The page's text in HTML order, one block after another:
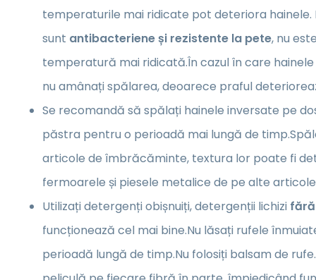
temperaturile mai ridicate pot deteriora
sunt antibacteriene și rezistente la pete, nu
temperatură mai ridicată.În cazul în care
nu amânați spălarea, deoarece praful
Se recomandă să spălați hainele inversate pe
păstra pentru o perioadă mai lungă de
articole de îmbrăcăminte, textura lor poate fi
fermoarele și piesele metalice de pe alte
Utilizați detergenți obișnuiți, detergenții lichizi
funcționează cel mai bine.Nu lăsați rufele
perioadă lungă de timp.Nu folosiți balsam de